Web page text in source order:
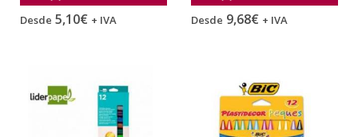
Desde 5,10€ + IVA Desde 9,68€ + IVA